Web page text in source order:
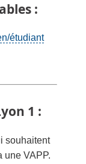
:
étudiant
1 :
souhaitent
une VAPP.